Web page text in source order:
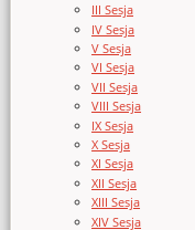
III Sesja
IV Sesja
V Sesja
VI Sesja
VII Sesja
VIII Sesja
IX Sesja
X Sesja
XI Sesja
XII Sesja
XIII Sesja
XIV Sesja